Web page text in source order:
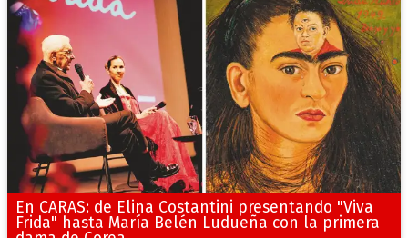
En CARAS: de Elina Costantini presentando "Viva
Frida" hasta María Belén Ludueña con la primera